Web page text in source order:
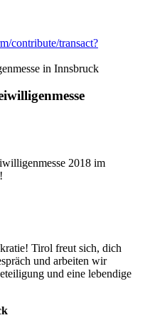
contribute/transact?
2018 im
Tirol freut sich, dich
und arbeiten wir
und eine lebendige